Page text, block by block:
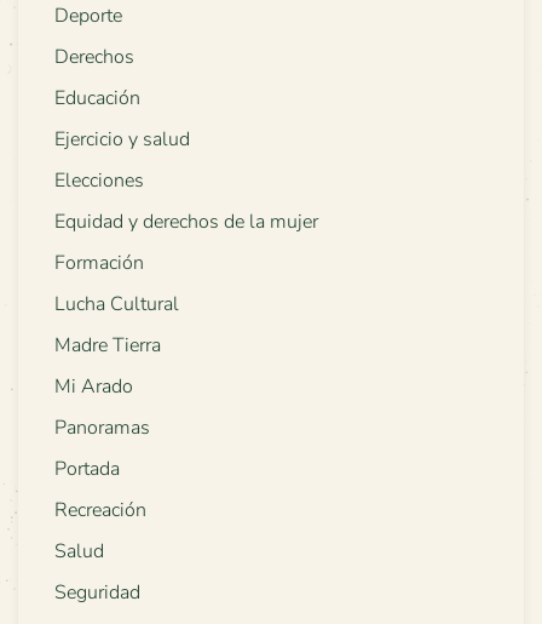
Deporte
Derechos
Educación
Ejercicio y salud
Elecciones
Equidad y derechos de la mujer
Formación
Lucha Cultural
Madre Tierra
Mi Arado
Panoramas
Portada
Recreación
Salud
Seguridad